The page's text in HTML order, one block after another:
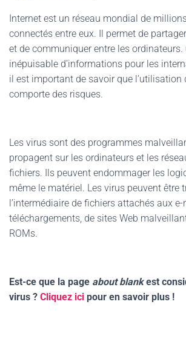
Internet est un réseau mondial de
connectés entre eux. Il permet de
et de communiquer entre les ordinateurs.
inépuisable d’informations pour les
il est important de savoir que l’utilisation
comporte des risques.
Les virus sont des programmes
propagent sur les ordinateurs et les
fichiers. Ils peuvent endommager les
même le matériel. Les virus peuvent être
l’intermédiaire de fichiers attachés aux
téléchargements, de sites Web
ROMs.
Est-ce que la page about blankest
virus ? Cliquez ici pour en savoir plus !